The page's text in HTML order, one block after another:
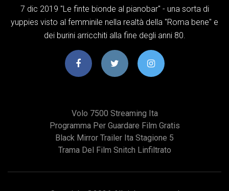
7 dic 2019 "Le finte bionde al pianobar" - una sorta di
yuppies visto al femminile nella realtà della "Roma bene" e
dei burini arricchiti alla fine degli anni 80.
Volo 7500 Streaming Ita
Programma Per Guardare Film Gratis
Black Mirror Trailer Ita Stagione 5
Trama Del Film Snitch Linfiltrato